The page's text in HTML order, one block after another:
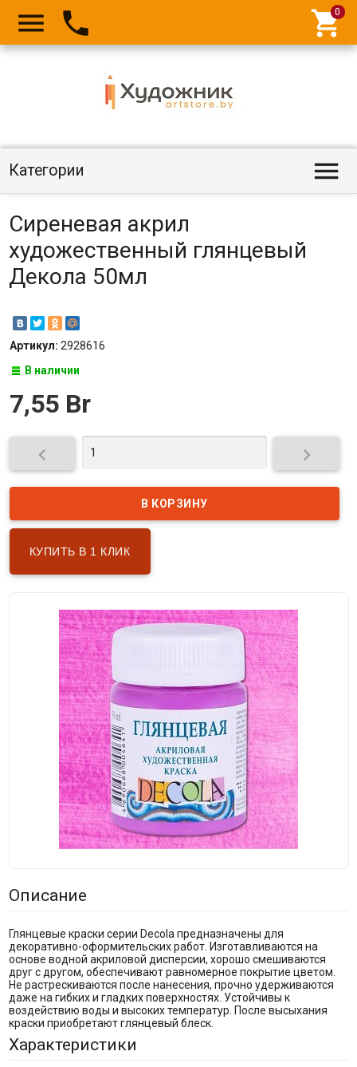
  
Категории 
Сиреневая акрил
художественный глянцевый
Декола 50мл
Артикул: 2928616
В наличии
7,55 Br
 
КУПИТЬ В 1 КЛИК
Описание
Глянцевые краски серии Decola предназначены для
декоративно-оформительских работ. Изготавливаются на
основе водной акриловой дисперсии, хорошо смешиваются
друг с другом, обеспечивают равномерное покрытие цветом.
Не растрескиваются после нанесения, прочно удерживаются
даже на гибких и гладких поверхностях. Устойчивы к
воздействию воды и высоких температур. После высыхания
краски приобретают глянцевый блеск.
Характеристики